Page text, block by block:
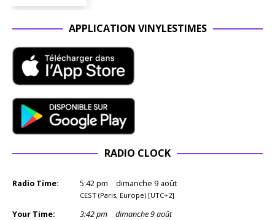
APPLICATION VINYLESTIMES
RADIO CLOCK
Radio Time: 5:42pm dimanche 9 août
CEST (Paris, Europe) [UTC+2]
Your Time: 3:42pm dimanche 9 août